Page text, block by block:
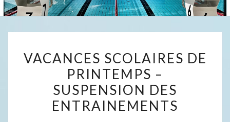
SCOLAIRES
DE
PRINTEMPS
–
VACANCES SCOLAIRES DE
PRINTEMPS –
SUSPENSION DES
ENTRAINEMENTS